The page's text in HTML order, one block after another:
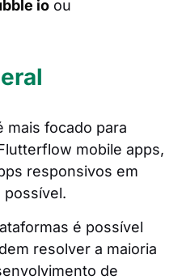
io ou
mais focado para
mobile apps,
responsivos em
possível.
é possível
resolver a maioria
de